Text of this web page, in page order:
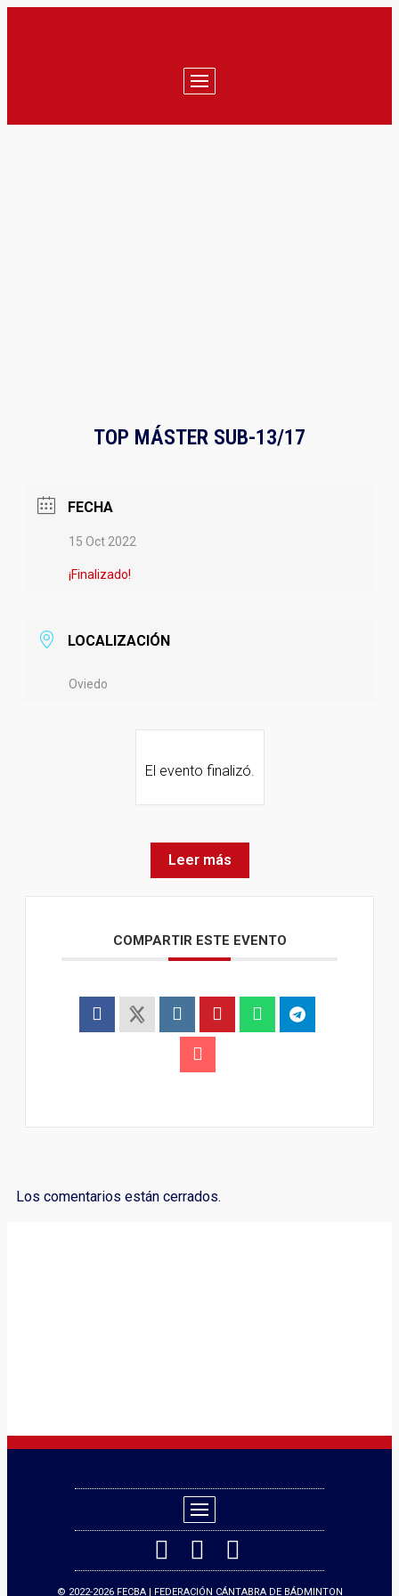
TOP MÁSTER SUB-13/17
FECHA
15 Oct 2022
¡Finalizado!
LOCALIZACIÓN
Oviedo
El evento finalizó.
Leer más
COMPARTIR ESTE EVENTO
Los comentarios están cerrados.
© 2022-2026 FECBA | FEDERACIÓN CÁNTABRA DE BÁDMINTON